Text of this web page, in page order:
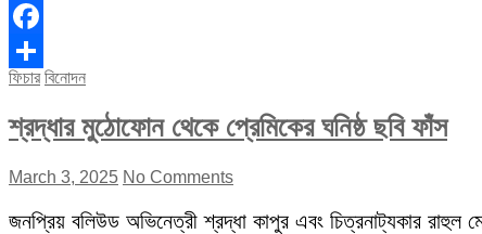
Facebook
Share
ফিচার বিনোদন
শ্রদ্ধার মুঠোফোন থেকে প্রেমিকের ঘনিষ্ঠ ছবি ফাঁস
March 3, 2025 No Comments
জনপ্রিয় বলিউড অভিনেত্রী শ্রদ্ধা কাপুর এবং চিত্রনাট্যকার রাহুল